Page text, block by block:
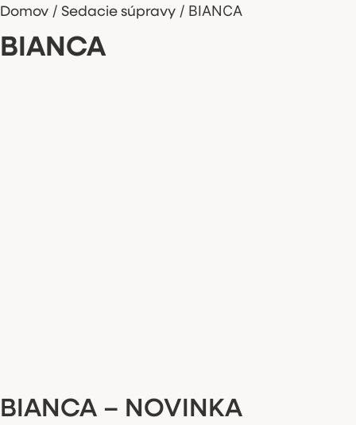
Domov / Sedacie súpravy / BIANCA
BIANCA
BIANCA – NOVINKA